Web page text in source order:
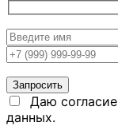
Даю
данных.